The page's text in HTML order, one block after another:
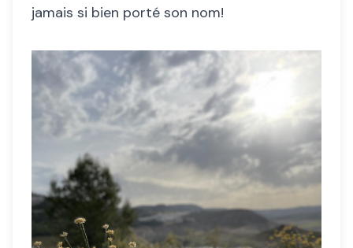
jamais si bien porté son nom!